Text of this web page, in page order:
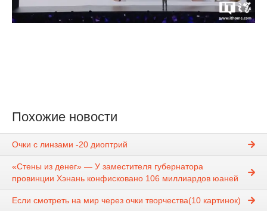
Похожие новости
Очки с линзами -20 диоптрий
«Стены из денег» — У заместителя губернатора
провинции Хэнань конфисковано 106 миллиардов юаней
Если смотреть на мир через очки творчества(10 картинок)